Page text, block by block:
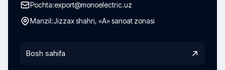
Pochta:export@monoelectric.uz
Manzil:Jizzax shahri, «A» sanoat zonasi
Bosh sahifa